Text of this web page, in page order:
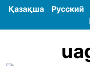
Қазақша Русский